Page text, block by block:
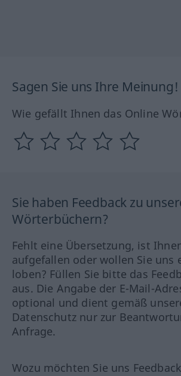
Sagen Sie uns Ihre Meinung!
Wie gefällt Ihnen das Online
Sie haben Feedback zu
Wörterbüchern?
Fehlt eine Übersetzung, ist
aufgefallen oder wollen Sie uns
loben? Füllen Sie bitte das
aus. Die Angabe der E-Mail-
optional und dient gemäß
Datenschutz nur zur
Anfrage.
Wozu möchten Sie uns